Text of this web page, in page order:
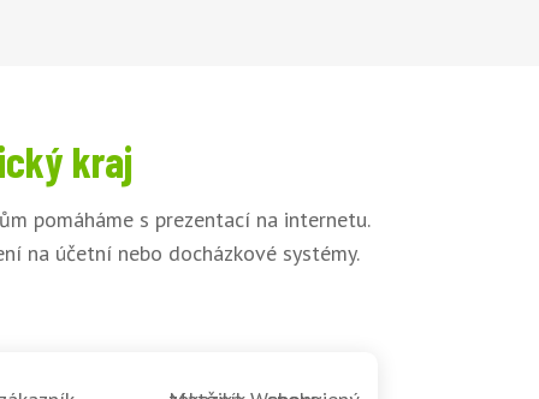
kraj
pomáháme s prezentací na internetu.
na účetní nebo docházkové systémy.